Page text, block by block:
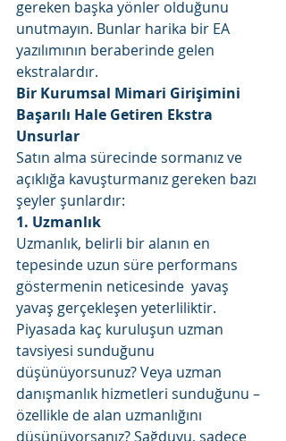
gereken başka yönler olduğunu
unutmayın. Bunlar harika bir EA
yazılımının beraberinde gelen
ekstralardır.
Bir Kurumsal Mimari Girişimini
Başarılı Hale Getiren Ekstra
Unsurlar
Satın alma sürecinde sormanız ve
açıklığa kavuşturmanız gereken bazı
şeyler şunlardır:
1. Uzmanlık
Uzmanlık, belirli bir alanın en
tepesinde uzun süre performans
göstermenin neticesinde  yavaş
yavaş gerçekleşen yeterliliktir.
Piyasada kaç kuruluşun uzman
tavsiyesi sunduğunu
düşünüyorsunuz? Veya uzman
danışmanlık hizmetleri sunduğunu –
özellikle de alan uzmanlığını
düşünüyorsanız? Sağduyu, sadece